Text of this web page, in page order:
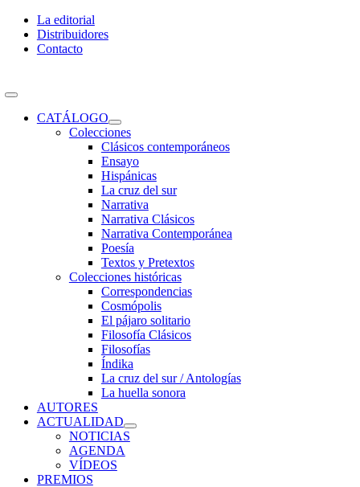
Skip
content
La editorial
Distribuidores
Contacto
Toggle
NavigationCATÁLOGO
Colecciones
Clásicos contemporáneos
Ensayo
Hispánicas
La cruz del sur
Narrativa
Narrativa Clásicos
Narrativa Contemporánea
Poesía
Textos y Pretextos
Colecciones históricas
Correspondencias
Cosmópolis
El pájaro solitario
Filosofía Clásicos
Filosofías
Índika
La cruz del sur / Antologías
La huella sonora
AUTORES
ACTUALIDAD
NOTICIAS
AGENDA
VÍDEOS
PREMIOS